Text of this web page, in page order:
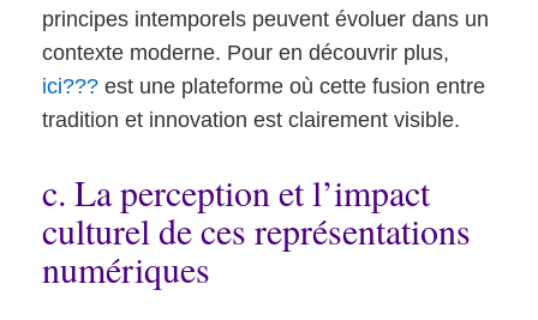
principes intemporels peuvent évoluer dans un
contexte moderne. Pour en découvrir plus,
ici??? est une plateforme où cette fusion entre
tradition et innovation est clairement visible.
c. La perception et l’impact
culturel de ces représentations
numériques